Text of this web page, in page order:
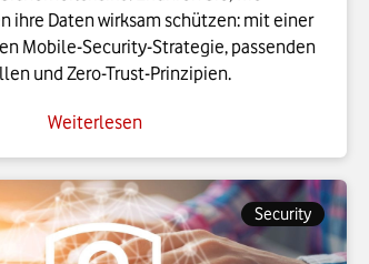
ihre Daten wirksam schützen: mit einer
Mobile-Security-Strategie, passenden
und Zero-Trust-Prinzipien.
Weiterlesen
Security